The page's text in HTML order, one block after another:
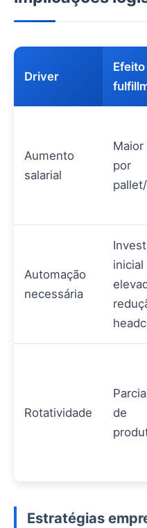
Driver
Aumento
salarial
por
Automação
necessária
inicial
Rotatividade
de
Estratégias